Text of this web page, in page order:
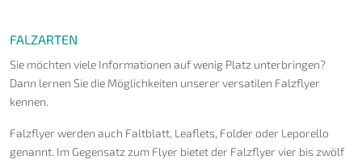
FALZARTEN
Sie möchten viele Informationen auf wenig Platz unterbringen?
Dann lernen Sie die Möglichkeiten unserer versatilen Falzflyer
kennen.
Falzflyer werden auch Faltblatt, Leaflets, Folder oder Leporello
genannt. Im Gegensatz zum Flyer bietet der Falzflyer vier bis zwölf